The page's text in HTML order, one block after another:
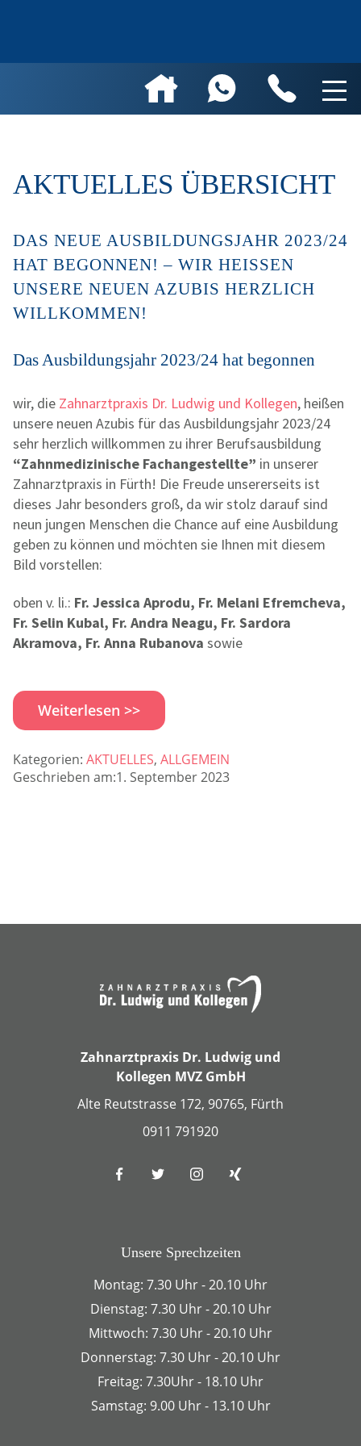
AKTUELLES ÜBERSICHT
DAS NEUE AUSBILDUNGSJAHR 2023/24
HAT BEGONNEN! – WIR HEISSEN U
NSERE NEUEN AZUBIS HERZLICH W
ILLKOMMEN!
Das Ausbildungsjahr 2023/24 hat begonnen
wir, die Zahnarztpraxis Dr. Ludwig und Kollegen, heißen
unsere neuen Azubis für das Ausbildungsjahr 2023/24
sehr herzlich willkommen zu ihrer Berufsausbildung
“Zahnmedizinische Fachangestellte” in unserer
Zahnarztpraxis in Fürth! Die Freude unsererseits ist
dieses Jahr besonders groß, da wir stolz darauf sind
neun jungen Menschen die Chance auf eine Ausbildung
geben zu können und möchten sie Ihnen mit diesem
Bild vorstellen:
oben v. li.: Fr. Jessica Aprodu, Fr. Melani Efremcheva,
Fr. Selin Kubal, Fr. Andra Neagu, Fr. Sardora
Akramova, Fr. Anna Rubanova sowie
Weiterlesen >>
Kategorien: AKTUELLES, ALLGEMEIN
Geschrieben am:1. September 2023
Zahnarztpraxis Dr. Ludwig und
Kollegen MVZ GmbH
Alte Reutstrasse 172, 90765, Fürth
0911 791920
Unsere Sprechzeiten
Montag: 7.30 Uhr - 20.10 Uhr
Dienstag: 7.30 Uhr - 20.10 Uhr
Mittwoch: 7.30 Uhr - 20.10 Uhr
Donnerstag: 7.30 Uhr - 20.10 Uhr
Freitag: 7.30Uhr - 18.10 Uhr
Samstag: 9.00 Uhr - 13.10 Uhr